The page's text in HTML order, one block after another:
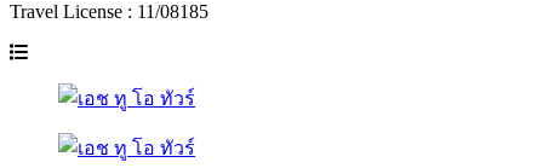
Travel License : 11/08185